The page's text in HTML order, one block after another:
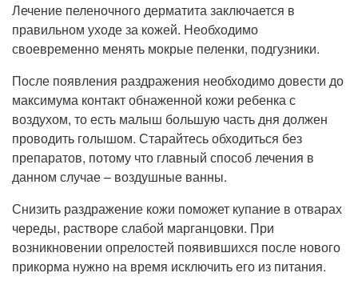
Лечение пеленочного дерматита заключается в
правильном уходе за кожей. Необходимо
своевременно менять мокрые пеленки, подгузники.
После появления раздражения необходимо довести до
максимума контакт обнаженной кожи ребенка с
воздухом, то есть малыш большую часть дня должен
проводить голышом. Старайтесь обходиться без
препаратов, потому что главный способ лечения в
данном случае – воздушные ванны.
Снизить раздражение кожи поможет купание в отварах
череды, растворе слабой марганцовки. При
возникновении опрелостей появившихся после нового
прикорма нужно на время исключить его из питания.